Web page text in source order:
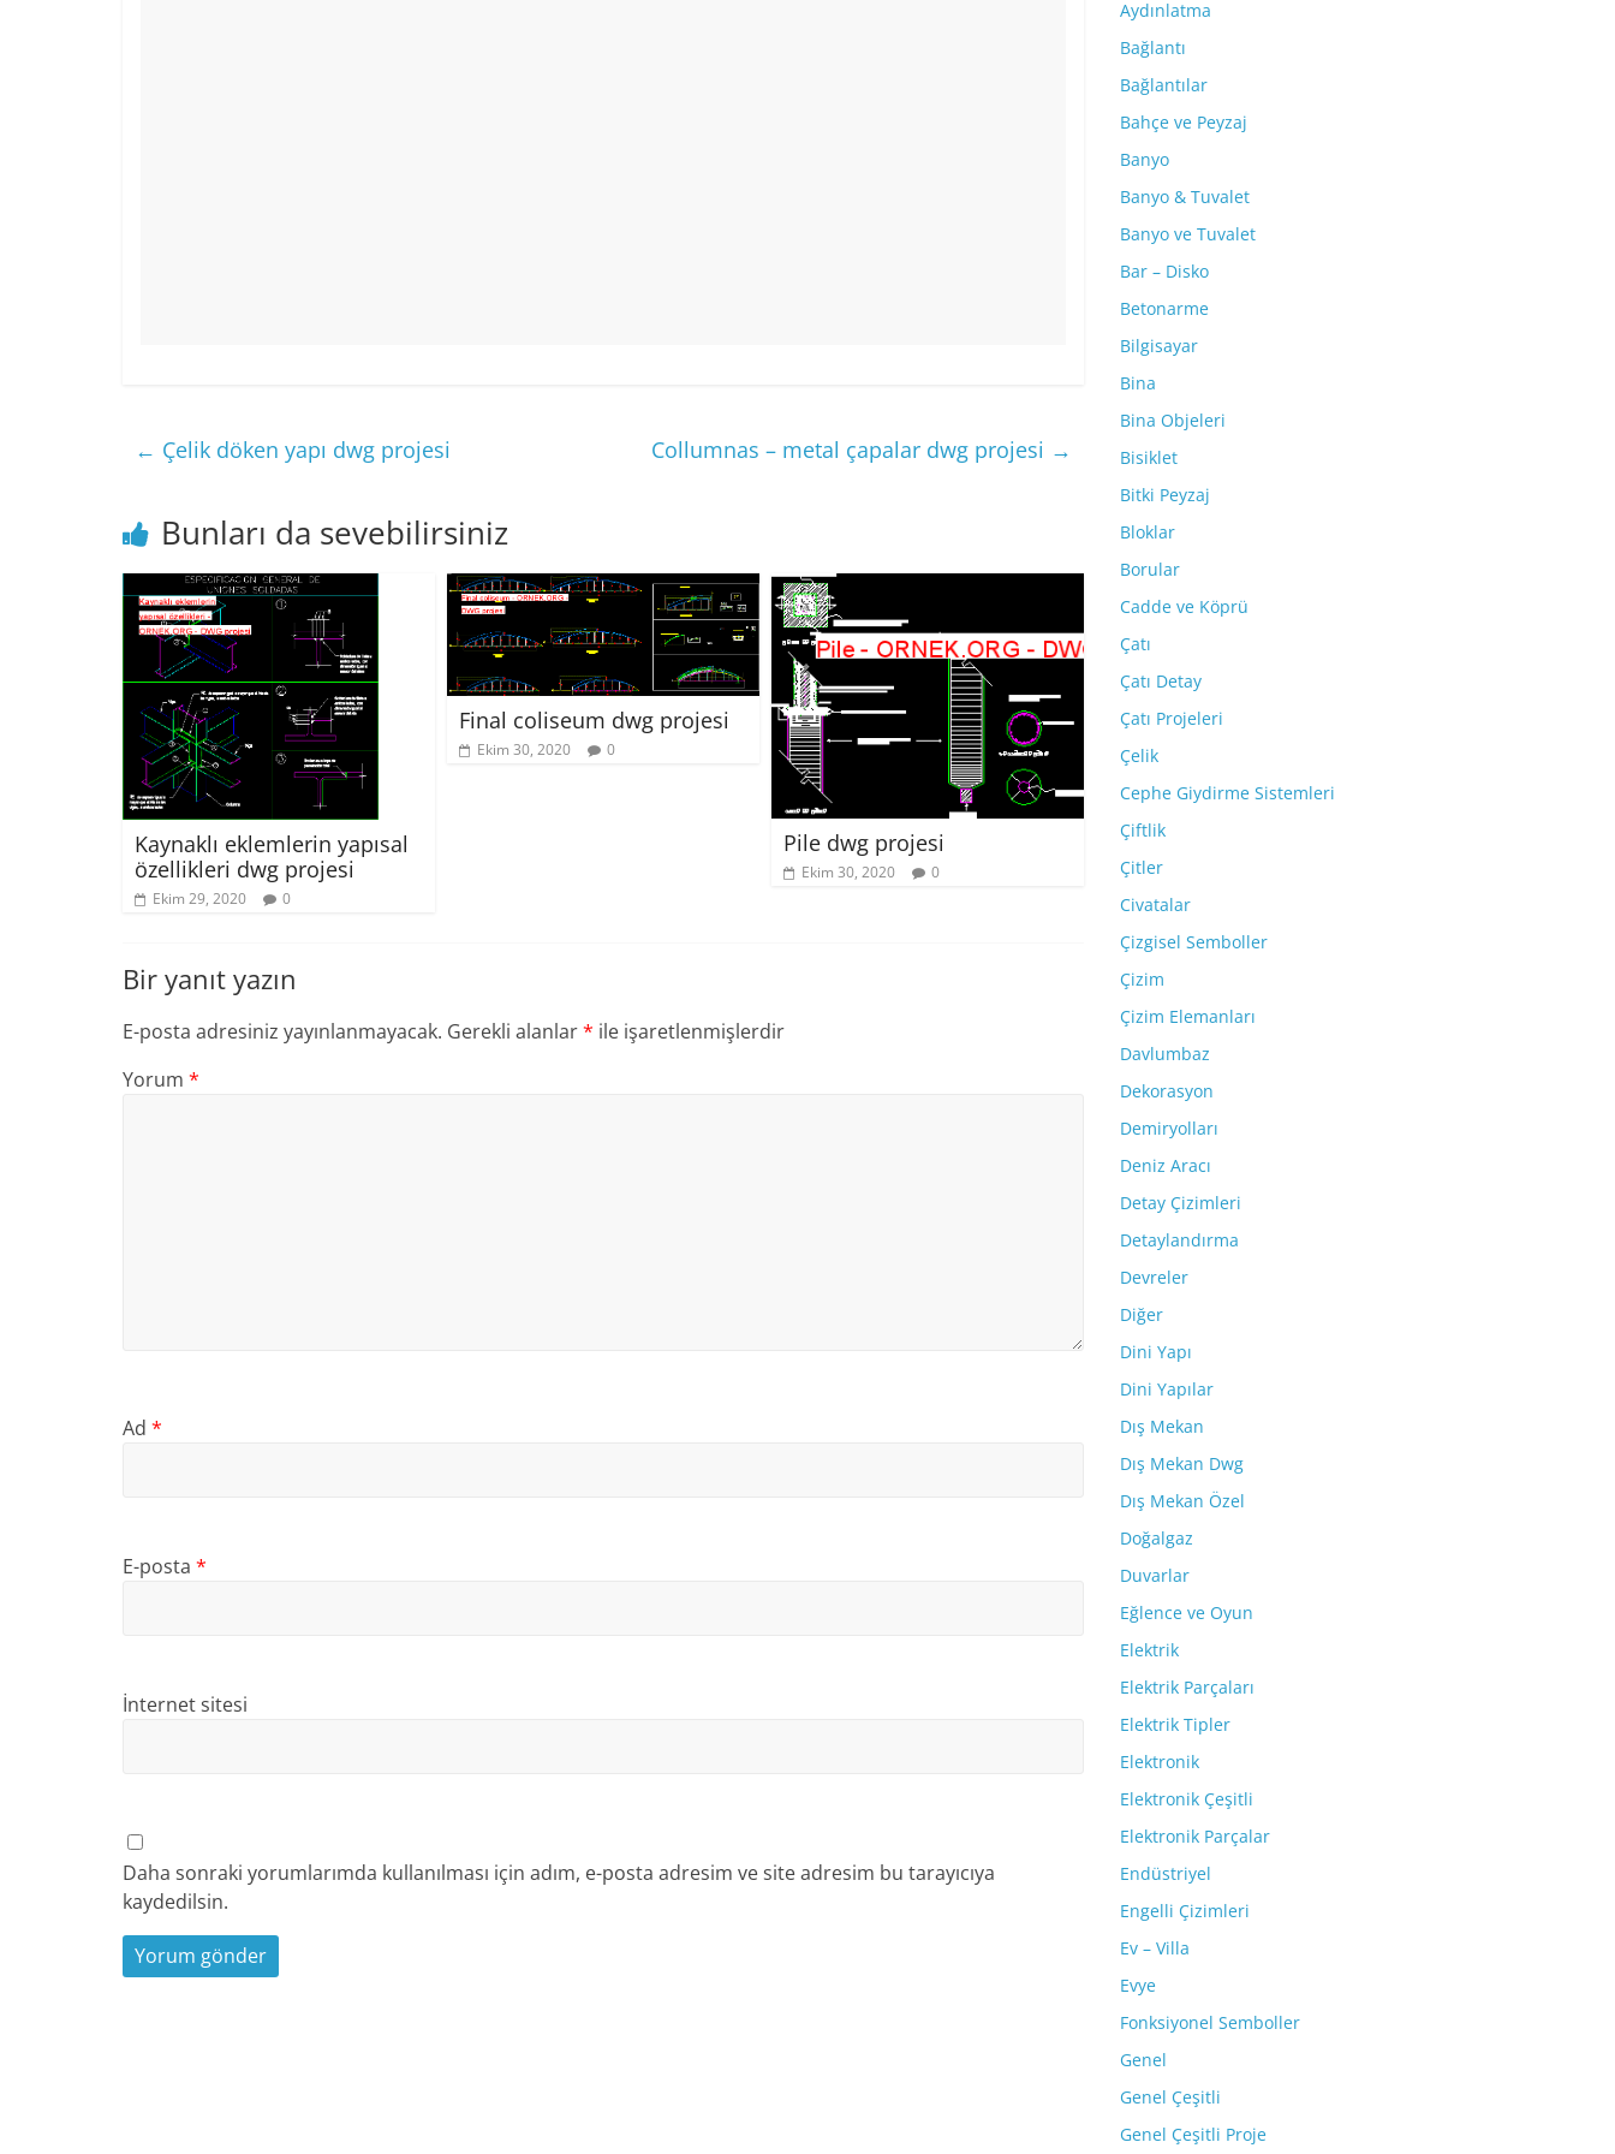
← Çelik döken yapı dwg projesi Collumnas – metal çapalar dwg projesi →
Bunları da sevebilirsiniz
Kaynaklı eklemlerin yapısal
özellikleri dwg projesi
Ekim 29, 2020 0
Final coliseum dwg projesi
Ekim 30, 2020 0
Pile dwg projesi
Ekim 30, 2020 0
Bir yanıt yazın
E-posta adresiniz yayınlanmayacak. Gerekli alanlar* ile işaretlenmişlerdir
Yorum *
Ad *
E-posta *
İnternet sitesi
Daha sonraki yorumlarımda kullanılması için adım, e-posta adresim ve site adresim bu tarayıcıya
kaydedilsin.
Aydınlatma
Bağlantı
Bağlantılar
Bahçe ve Peyzaj
Banyo
Banyo & Tuvalet
Banyo ve Tuvalet
Bar – Disko
Betonarme
Bilgisayar
Bina
Bina Objeleri
Bisiklet
Bitki Peyzaj
Bloklar
Borular
Cadde ve Köprü
Çatı
Çatı Detay
Çatı Projeleri
Çelik
Cephe Giydirme Sistemleri
Çiftlik
Çitler
Civatalar
Çizgisel Semboller
Çizim
Çizim Elemanları
Davlumbaz
Dekorasyon
Demiryolları
Deniz Aracı
Detay Çizimleri
Detaylandırma
Devreler
Diğer
Dini Yapı
Dini Yapılar
Dış Mekan
Dış Mekan Dwg
Dış Mekan Özel
Doğalgaz
Duvarlar
Eğlence ve Oyun
Elektrik
Elektrik Parçaları
Elektrik Tipler
Elektronik
Elektronik Çeşitli
Elektronik Parçalar
Endüstriyel
Engelli Çizimleri
Ev – Villa
Evye
Fonksiyonel Semboller
Genel
Genel Çeşitli
Genel Çeşitli Proje